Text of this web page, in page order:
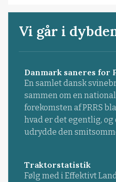
Vi går i
Danmark saneres for
En samlet dansk
sammen om en
forekomsten af PRRS
hvad er det egentlig,
udrydde den
Traktorstatistik
Følg med i Effektivt